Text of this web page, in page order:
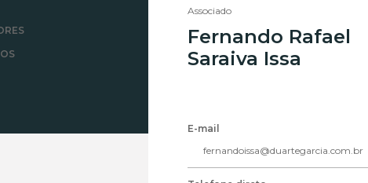
Associado
Fernando Rafael
Saraiva Issa
E-mail
fernandoissa@duartegarcia.com.br